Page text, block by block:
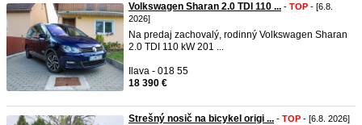
Volkswagen Sharan 2.0 TDI 110 ... - TOP - [6.8.
2026]
Na predaj zachovalý, rodinný Volkswagen Sharan
2.0 TDI 110 kW 201 ...
Ilava - 018 55
18 390 €
Strešný nosič na bicykel origi ... - TOP - [6.8. 2026]